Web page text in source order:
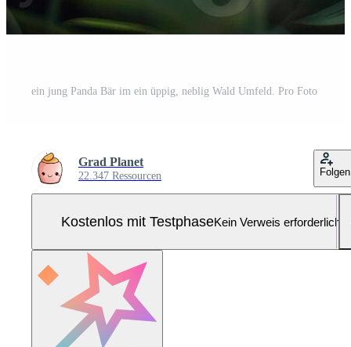
ein jung Panda Bär im ein üppig, neblig Wald Umfeld. Pro Foto
Grad Planet
22.347 Ressourcen Folgen
Kostenlos mit TestphaseKein Verweis erforderlich